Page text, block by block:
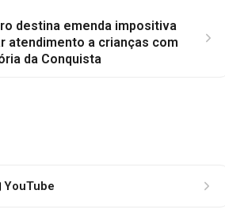
destina emenda impositiva
atendimento a crianças com
da Conquista
YouTube